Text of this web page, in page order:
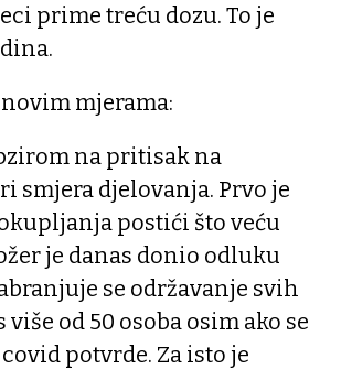
prime treću dozu. To je
mjerama:
na pritisak na
smjera djelovanja. Prvo je
postići što veću
je danas donio odluku
se održavanje svih
od 50 osoba osim ako se
potvrde. Za isto je